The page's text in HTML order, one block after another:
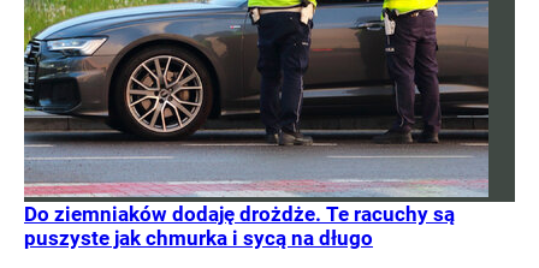
Do ziemniaków dodaję drożdże. Te racuchy są
puszyste jak chmurka i sycą na długo